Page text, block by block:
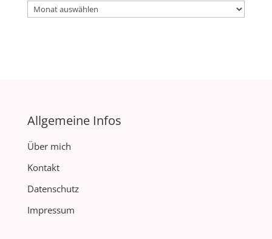
Archiv
Allgemeine Infos
Über mich
Kontakt
Datenschutz
Impressum